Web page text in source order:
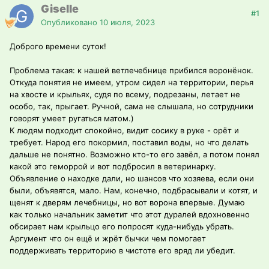
Giselle
Опубликовано 10 июля, 2023
#1
Доброго времени суток!
Проблема такая: к нашей ветлечебнице прибился воронёнок.
Откуда понятия не имеем, утром сидел на территории, перья
на хвосте и крыльях, судя по всему, подрезаны, летает не
особо, так, прыгает. Ручной, сама не слышала, но сотрудники
говорят умеет ругаться матом.)
К людям подходит спокойно, видит сосику в руке - орёт и
требует. Народ его покормил, поставил воды, но что делать
дальше не понятно. Возможно кто-то его завёл, а потом понял
какой это геморрой и вот подбросил в ветеринарку.
Объявление о находке дали, но шансов что хозяева, если они
были, объявятся, мало. Нам, конечно, подбрасывали и котят, и
щенят к дверям лечебницы, но вот ворона впервые. Думаю
как только начальник заметит что этот дуралей вдохновенно
обсирает нам крыльцо его попросят куда-нибудь убрать.
Аргумент что он ещё и жрёт бычки чем помогает
поддерживать территорию в чистоте его вряд ли убедит.